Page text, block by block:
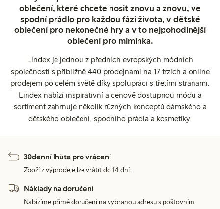
oblečení, které chcete nosit znovu a znovu, ve
spodní prádlo pro každou fázi života, v dětské
oblečení pro nekonečné hry a v to nejpohodlnější
oblečení pro miminka.
Lindex je jednou z předních evropských módních
společností s přibližně 440 prodejnami na 17 trzích a online
prodejem po celém světě díky spolupráci s třetími stranami.
Lindex nabízí inspirativní a cenově dostupnou módu a
sortiment zahrnuje několik různých konceptů dámského a
dětského oblečení, spodního prádla a kosmetiky.
30denní lhůta pro vrácení
Zboží z výprodeje lze vrátit do 14 dní.
Náklady na doručení
Nabízíme přímé doručení na vybranou adresu s poštovním